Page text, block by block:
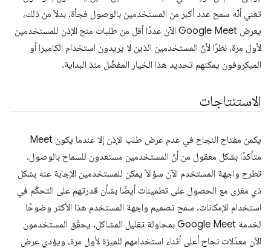
تعني أنّه سمح عدد أكبر من المستخدمين بالوصول فجأة. بدلاً من ذلك،
يعرض Google Meet الآن عددًا أقل من طلبات منح الإذن للمستخدمين
لأول مرة، نظرًا لأنّ المستخدمين الذين لا يريدون استخدام الكاميرا أو
الميكروفون يمكنهم تحديد هذا الخيار المفضّل منذ البداية.
الاستنتاجات
يكمن مفتاح النجاح في عدم عرض طلب الإذن إلا عندما يكون Meet
متأكدًا بشكل معقول من أنّ المستخدمين مستعدون للسماح بالوصول.
تطرح واجهة المستخدم الآن سؤالاً يمكن للمستخدمين الإجابة عنه بشكل
ذي مغزى مع الحصول على تطمينات أيضًا بشأن قدرتهم على التحكّم في
استخدام الإمكانات. سمح تصميم واجهة المستخدم هذا الأكثر وضوحًا
لخدمة Google Meet بمحاولة تقليل المشاكل. يحقّق المستخدمون
الآن معدّلات نجاح أعلى أثناء استخدامهم للميزة لأول مرة، ويؤدي عرض